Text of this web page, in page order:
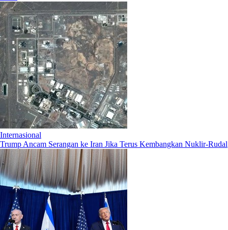
Internasional
Trump Ancam Serangan ke Iran Jika Terus Kembangkan Nuklir-Rudal